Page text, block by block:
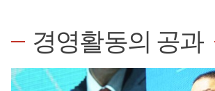
경영활동의 공과